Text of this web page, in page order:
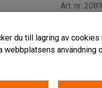
Art. nr:
du till lagring av
användning